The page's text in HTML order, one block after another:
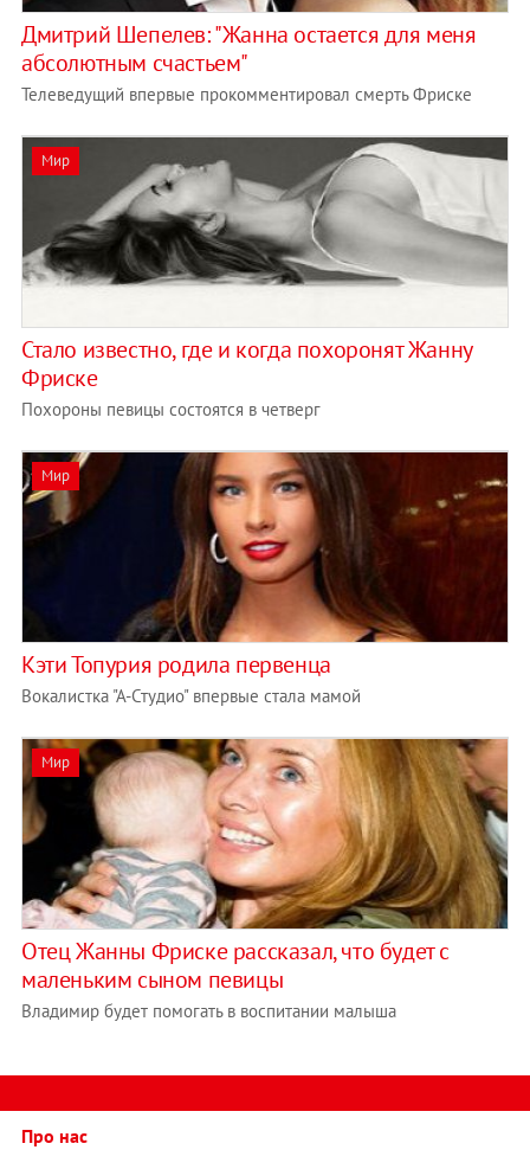
Дмитрий Шепелев: "Жанна остается для меня
абсолютным счастьем"
Телеведущий впервые прокомментировал смерть Фриске
Мир
Стало известно, где и когда похоронят Жанну
Фриске
Похороны певицы состоятся в четверг
Мир
Кэти Топурия родила первенца
Вокалистка "А-Студио" впервые стала мамой
Мир
Отец Жанны Фриске рассказал, что будет с
маленьким сыном певицы
Владимир будет помогать в воспитании малыша
Про нас